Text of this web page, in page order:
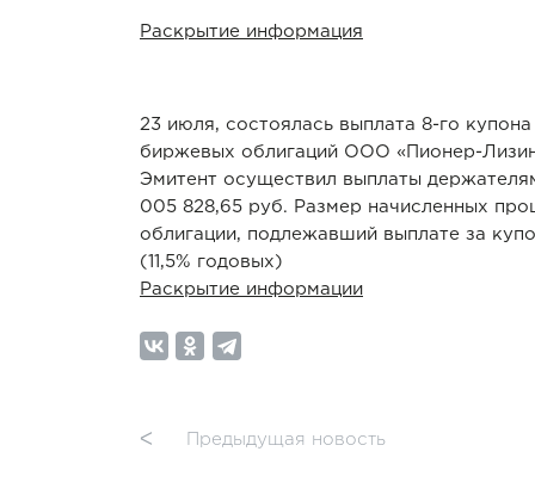
Раскрытие информация
23 июля, состоялась выплата 8-го
биржевых облигаций ООО «Пионер-
Эмитент осуществил выплаты
005 828,65 руб. Размер начисленных
облигации, подлежавший выплате за
(11,5% годовых)
Раскрытие информации
ᐸ Предыдущая новость